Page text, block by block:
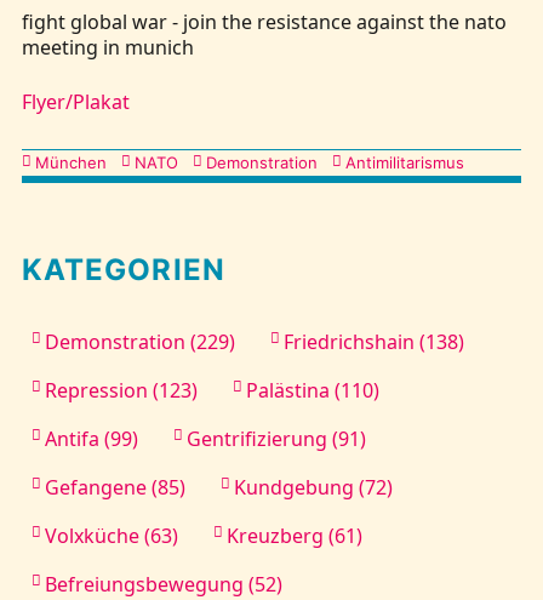
fight global war - join the resistance against the nato
meeting in munich
Flyer/Plakat
Kategorien
München NATO Demonstration Antimilitarismus
KATEGORIEN
Demonstration (229)
Friedrichshain (138)
Repression (123)
Palästina (110)
Antifa (99)
Gentrifizierung (91)
Gefangene (85)
Kundgebung (72)
Volxküche (63)
Kreuzberg (61)
Befreiungsbewegung (52)